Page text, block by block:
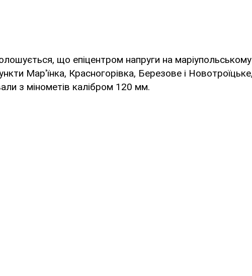
що епіцентром напруги на
Мар'їнка, Красногорівка, Березове і
з мінометів калібром 120 мм.